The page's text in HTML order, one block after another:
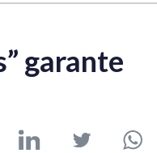
garante